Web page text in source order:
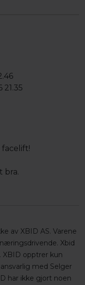
facelift!
bra.
av XBID AS. Varene
Xbid
XBID opptrer kun
med Selger
har ikke gjort noen